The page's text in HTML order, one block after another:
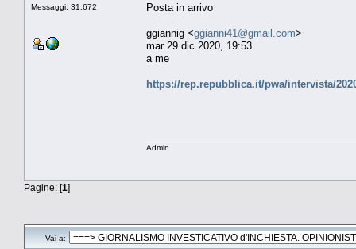
Messaggi: 31.672
Posta in arrivo
ggiannig <ggianni41@gmail.com>
mar 29 dic 2020, 19:53
a me
https://rep.repubblica.it/pwa/intervista/
Admin
Pagine: [1]
Vai a: